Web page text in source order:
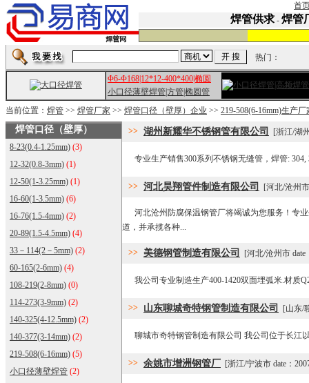
首
焊管供求- 焊管
热门：
Φ6-Φ168|12*12-400*400|椭圆
小口径薄壁焊管|方管|椭圆管
当前位置： 焊管 >> 焊管厂家 >> 焊管口径（壁厚）企业 >> 219-508(6-16mm)生产
焊管口径（壁厚）
8-23(0.4-1.25mm) (3)
12-32(0.8-3mm) (1)
12-50(1-3.25mm) (1)
16-60(1-3.5mm) (6)
16-76(1.5-4mm) (2)
20-89(1.5-4.5mm) (4)
33－114(2－5mm) (2)
60-165(2-6mm) (4)
108-219(2-8mm) (0)
114-273(3-9mm) (2)
140-325(4-12.5mm) (2)
140-377(3-14mm) (2)
219-508(6-16mm) (5)
小口径薄壁焊管 (2)
>> 湖州新耀华不锈钢管有限公司 [浙江/湖
专业生产销售300系列不锈钢无缝管，焊管: 304,
>> 河北昊翔管件制造有限公司 [河北/沧州
河北沧州防腐保温钢管厂将竭诚为您服务！专
道，并承揽各种...
>> 美德钢管制造有限公司 [河北/沧州市 date
我公司专业制造生产400-1420双面埋弧米.材质
>> 山东聊城奇特钢管制造有限公司 [山东/
聊城市奇特钢管制造有限公司 我公司位于长江
>> 余姚市增洲钢管厂 [浙江/宁波市 date：